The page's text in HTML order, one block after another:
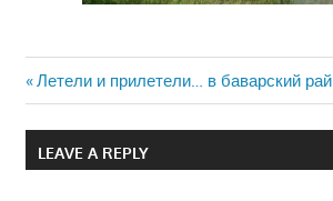
Навигация
по
Previous
Post:
Летели и прилетели… в баварский рай
LEAVE A REPLY